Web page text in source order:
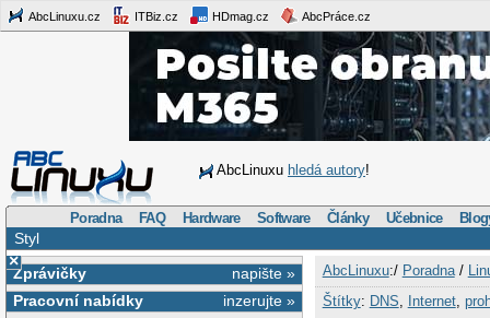
AbcLinuxu.cz ITBiz.cz HDmag.cz AbcPráce.cz
AbcLinuxu hledá autory!
Poradna FAQ Hardware Software Články Učebnice
Styl
×
napište »
Zprávičky
inzerujte »
Pracovní nabídky
AbcLinuxu:/ Poradna/
Štítky: DNS Internet,